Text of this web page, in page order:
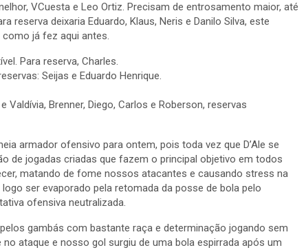
VCuesta e Leo Ortiz. Precisam de entrosamento maior, até
reserva deixaria Eduardo, Klaus, Neris e Danilo Silva, este
já fez aqui antes.
Para reserva, Charles.
Seijas e Eduardo Henrique.
Brenner, Diego, Carlos e Roberson, reservas
armador ofensivo para ontem, pois toda vez que D’Ale se
de jogadas criadas que fazem o principal objetivo em todos
matando de fome nossos atacantes e causando stress na
ser evaporado pela retomada da posse de bola pelo
ofensiva neutralizada.
gambás com bastante raça e determinação jogando sem
ataque e nosso gol surgiu de uma bola espirrada após um